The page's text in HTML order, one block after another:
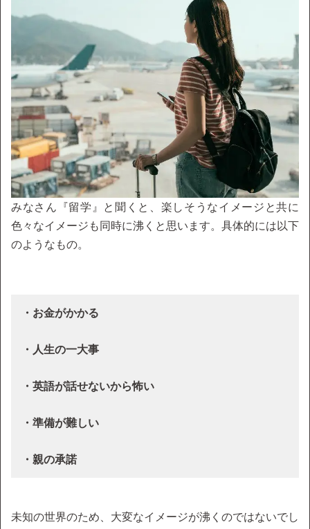
みなさん『留学』と聞くと、楽しそうなイメージと共に
色々なイメージも同時に沸くと思います。具体的には以下
のようなもの。
・お金がかかる
・人生の一大事
・英語が話せないから怖い
・準備が難しい
・親の承諾
未知の世界のため、大変なイメージが沸くのではないでし